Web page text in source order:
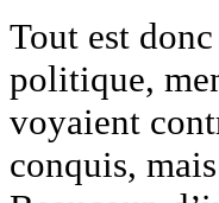
Tout est
politique,
voyaient
conquis,